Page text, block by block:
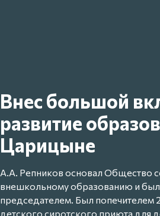
Внес большой
развитие
Царицыне
А.А. Репников основал Общество
внешкольному образованию и
председателем. Был попечителем
детского сиротского приюта для